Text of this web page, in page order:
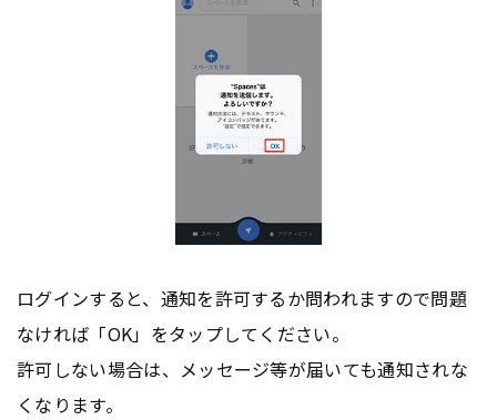
ログインすると、通知を許可するか問われますので問題
なければ「OK」をタップしてください。
許可しない場合は、メッセージ等が届いても通知されな
くなります。